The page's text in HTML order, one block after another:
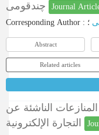
Journal
Corresponding Author :
Abstract
Related articles
الناشئة عن